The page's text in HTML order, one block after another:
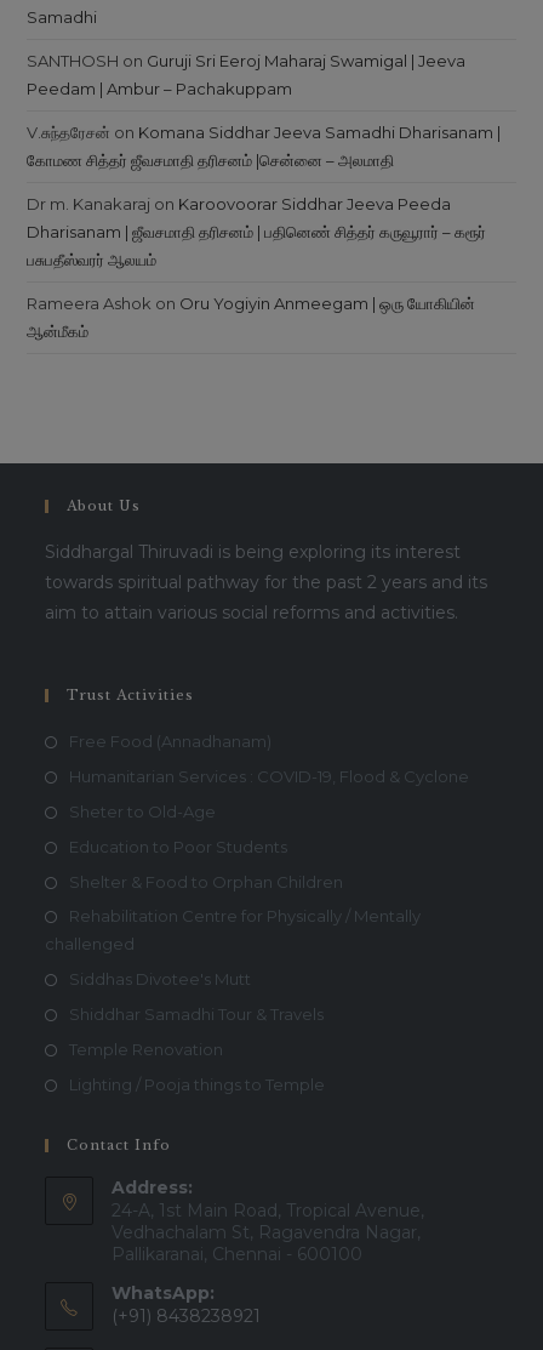
Samadhi
SANTHOSH on Guruji Sri Eeroj Maharaj Swamigal | Jeeva
Peedam | Ambur – Pachakuppam
V.சுந்தரேசன் on Komana Siddhar Jeeva Samadhi Dharisanam |
கோமண சித்தர் ஜீவசமாதி தரிசனம் |சென்னை – அலமாதி
Dr m. Kanakaraj on Karoovoorar Siddhar Jeeva Peeda
Dharisanam | ஜீவசமாதி தரிசனம் | பதினெண் சித்தர் கருவூரார் – கரூர்
பசுபதீஸ்வரர் ஆலயம்
Rameera Ashok on Oru Yogiyin Anmeegam | ஒரு யோகியின்
ஆன்மீகம்
About Us
Siddhargal Thiruvadi is being exploring its interest
towards spiritual pathway for the past 2 years and its
aim to attain various social reforms and activities.
Trust Activities
Free Food (Annadhanam)
Humanitarian Services : COVID-19, Flood & Cyclone
Sheter to Old-Age
Education to Poor Students
Shelter & Food to Orphan Children
Rehabilitation Centre for Physically / Mentally
challenged
Siddhas Divotee's Mutt
Shiddhar Samadhi Tour & Travels
Temple Renovation
Lighting / Pooja things to Temple
Contact Info
Address:
24-A, 1st Main Road, Tropical Avenue,
Vedhachalam St, Ragavendra Nagar,
Pallikaranai, Chennai - 600100
WhatsApp:
(+91) 8438238921